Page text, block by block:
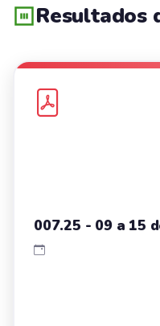
Resultados
007.25 - 09 a 15